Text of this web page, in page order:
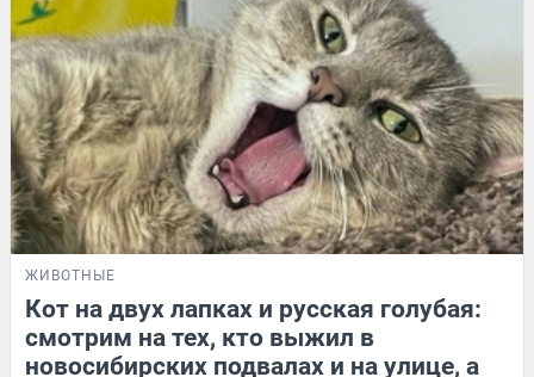
ЖИВОТНЫЕ
Кот на двух лапках и русская голубая:
смотрим на тех, кто выжил в
новосибирских подвалах и на улице, а